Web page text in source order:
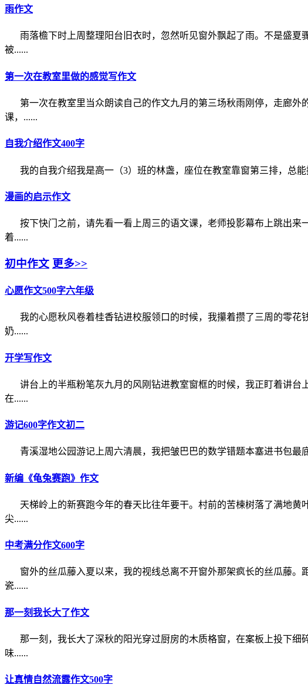
雨作文
雨落檐下时上周整理阳台旧衣时，忽然听见窗外飘起了雨。不是盛
被......
第一次在教室里做的感觉写作文
第一次在教室里当众朗读自己的作文九月的第三场秋雨刚停，走廊
课，......
自我介绍作文400字
我的自我介绍我是高一（3）班的林盏，座位在教室靠窗第三排，总
漫画的启示作文
按下快门之前，请先看一看上周三的语文课，老师投影幕布上跳出
着......
初中作文 更多>>
心愿作文500字六年级
我的心愿秋风卷着桂香钻进校服领口的时候，我攥着攒了三周的零
奶......
开学写作文
讲台上的半瓶粉笔灰九月的风刚钻进教室窗框的时候，我正盯着讲
在......
游记600字作文初二
青溪湿地公园游记上周六清晨，我把皱巴巴的数学错题本塞进书包
新编《龟兔赛跑》作文
天梯岭上的新赛跑今年的春天比往年要干。村前的苦楝树落了满地
尖......
中考满分作文600字
窗外的丝瓜藤入夏以来，我的视线总离不开窗外那架疯长的丝瓜藤
瓷......
那一刻我长大了作文
那一刻，我长大了深秋的阳光穿过厨房的木质格窗，在案板上投下
味......
让真情自然流露作文500字